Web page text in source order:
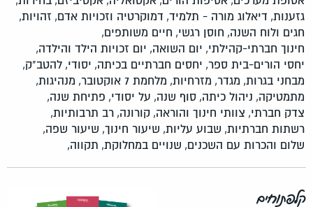
גזענות, דיאלוג מורה - תלמיד, דמוקרטיה וזכויות אדם, זהויות,
חגים ולוח השנה, חוסן רגשי, חיים משותפים,
חינוך חברתי-קהילתי, יום השואה, יום זכויות הילד והילדה,
יחסי הורים-בית ספר, יחסים חברתיים בכיתה, יסודי, להטב"ק,
מבחני בגרות, מגדר, מזרחיות, מלחמת 7 אוקטובר,
מנהיגות,
מתמטיקה, ניהול כיתה, סוף שנה, על יסודי, פתיחת שנה,
צדק חברתי, צוותי חינוך והוראה, קורונה, רב תרבותיות,
רשתות חברתיות, שבוע עליות, שיעור חינוך, שיעור שפה,
שלום והכרות עם השכנים, שנויים במחלוקת, תקווה,
קלפתוחים